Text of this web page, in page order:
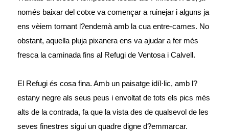
només baixar del cotxe va començar a ruinejar i alguns ja
ens vèiem tornant l?endemà amb la cua entre-cames. No
obstant, aquella pluja pixanera ens va ajudar a fer més
fresca la caminada fins al Refugi de Ventosa i Calvell.
El Refugi és cosa fina. Amb un paisatge idíl·lic, amb l?
estany negre als seus peus i envoltat de tots els pics més
alts de la contrada, fa que la vista des de qualsevol de les
seves finestres sigui un quadre digne d?emmarcar.